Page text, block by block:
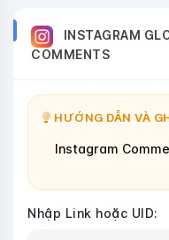
INSTAGRAM
COMMENTS
HƯỚNG DẪN VÀ
Instagram
Nhập Link hoặc UID: